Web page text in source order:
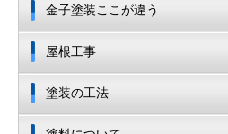
金子塗装ここが違う
屋根工事
塗装の工法